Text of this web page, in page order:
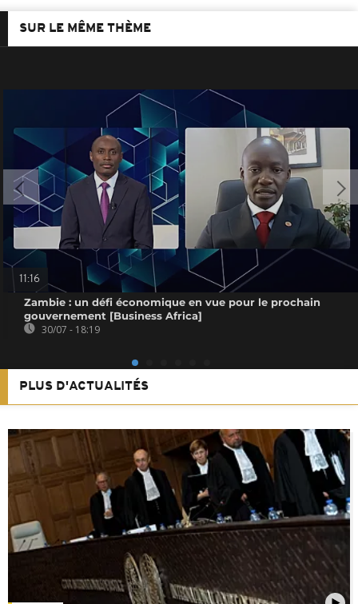
SUR LE MÊME THÈME
11:16
Zambie : un défi économique en vue pour le prochain
gouvernement [Business Africa]
30/07 - 18:19
PLUS D'ACTUALITÉS